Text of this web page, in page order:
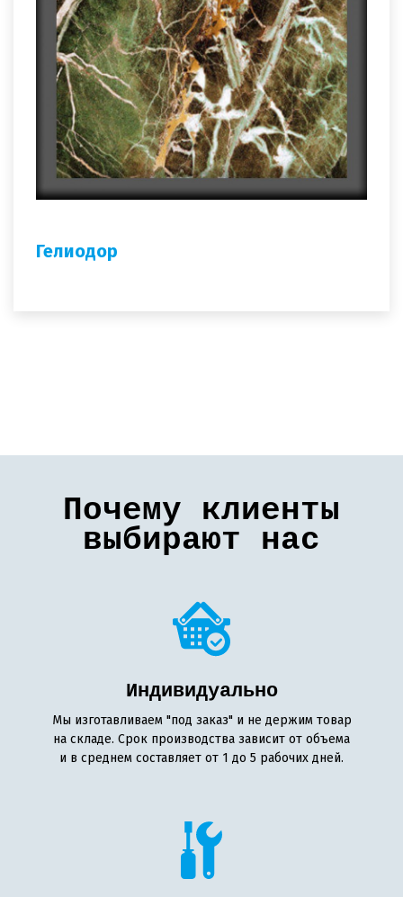
Гелиодор
Почему клиенты
выбирают нас
Индивидуально
Мы изготавливаем "под заказ" и не держим товар
на складе. Срок производства зависит от объема
и в среднем составляет от 1 до 5 рабочих дней.